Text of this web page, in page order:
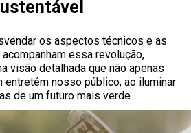
os aspectos técnicos e as
essa revolução,
visão detalhada que não apenas
entretém nosso público, ao iluminar
de um futuro mais verde.